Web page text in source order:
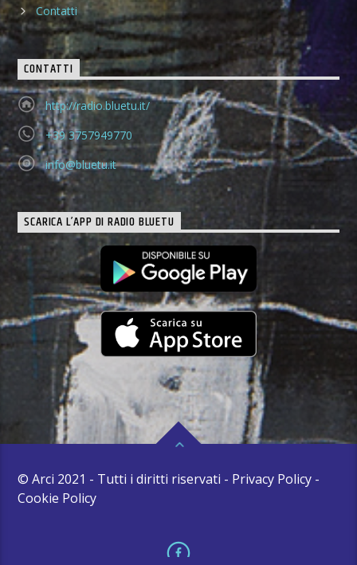
Contatti
CONTATTI
http://radio.bluetu.it/
+39 3757949770
info@bluetu.it
SCARICA L’APP DI RADIO BLUETU
© Arci 2021 - Tutti i diritti riservati - Privacy Policy -
Cookie Policy